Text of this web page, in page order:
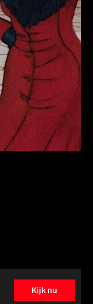
Kijk nu